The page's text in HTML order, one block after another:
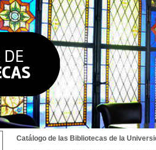
Catálogo de las Bibliotecas de la